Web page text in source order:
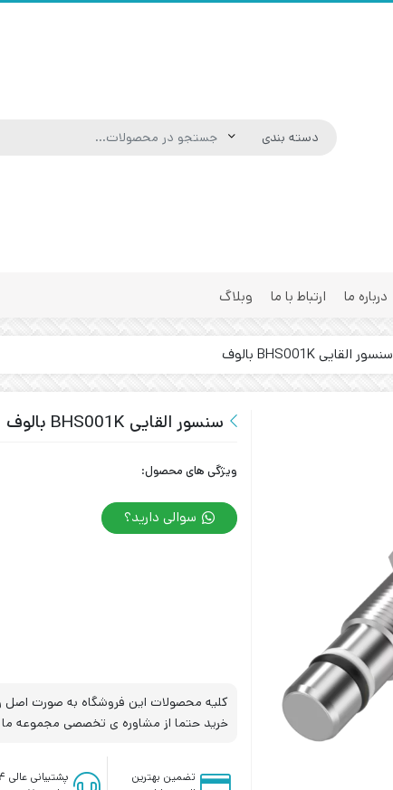
درباره ما ارتباط با ما وبلاگ
سنسور القایی BHS001K بالوف
سنسور القایی BHS001K بالوف
ویژگی های محصول:
سوالی دارید؟
کلیه محصولات این فروشگاه به صورت اصل
خرید حتما از مشاوره ی تخصصی مجموعه ما
تضمین بهترین